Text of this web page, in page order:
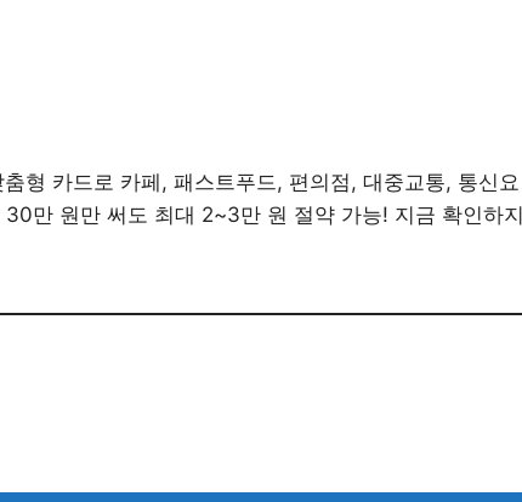
형 카드로 카페, 패스트푸드, 편의점, 대중교통, 통신요
만 원만 써도 최대 2~3만 원 절약 가능! 지금 확인하지